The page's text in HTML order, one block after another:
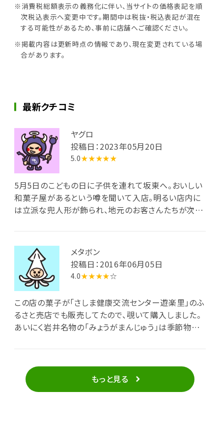
※消費税総額表示の義務化に伴い、当サイトの価格表記を順
次税込表示へ変更中です。期間中は税抜・税込表記が混在
する可能性があるため、事前に店舗へご確認ください。
※掲載内容は更新時点の情報であり、現在変更されている場
合があります。
最新クチコミ
ヤグロ
投稿日：2023年05月20日
5.0★★★★★
5月5日のこどもの日に子供を連れて坂東へ。おいしい
和菓子屋があるという噂を聞いて入店。明るい店内に
は立派な兜人形が飾られ、地元のお客さんたちが次々
も買っていくおばあちゃんもいてびっくり。試しに餡団
子を注文すると、やわらかな食感の団子に上品な甘さ
の餡がベストマッチ。お茶までサービスしていただき、
ほっとするひと時でした。お土産にはもちろん柏餅、そ
れに特製のかき餅も忘れずに。あまりにおいしくて、家
に完売していた「かりんとう饅頭」は、次回ぜひとも買
い求めたいです。
メタボン
投稿日：2016年06月05日
4.0★★★★☆
この店の菓子が「さしま健康交流センター遊楽里」のふ
るさと売店でも販売してたので、覗いて購入しました。
あいにく岩井名物の「みょうがまんじゅう」は季節物だ
入。どちらもこし餡ながら、小麦まんじゅうの皮はやや
パサついた感じ、茶まんの皮には黒糖が加えられてい
るせいか、しっとりしており、こちらがより美味しい。夏
には季節物のみょうがまんじゅうを試したいものです。
もっと見る